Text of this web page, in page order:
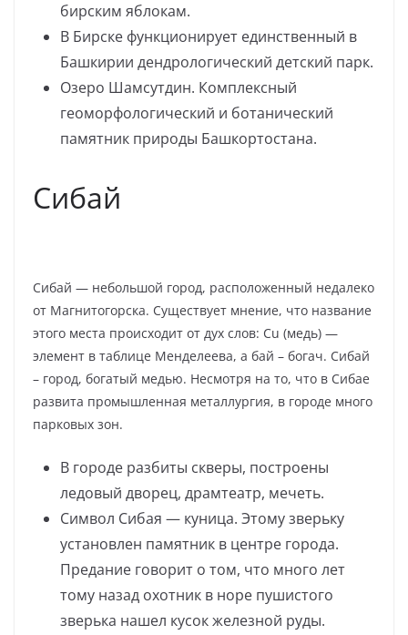
бирским яблокам.
В Бирске функционирует единственный в
Башкирии дендрологический детский парк.
Озеро Шамсутдин. Комплексный
геоморфологический и ботанический
памятник природы Башкортостана.
Сибай
Сибай — небольшой город, расположенный недалеко
от Магнитогорска. Существует мнение, что название
этого места происходит от дух слов: Сu (медь) —
элемент в таблице Менделеева, а бай – богач. Сибай
– город, богатый медью. Несмотря на то, что в Сибае
развита промышленная металлургия, в городе много
парковых зон.
В городе разбиты скверы, построены
ледовый дворец, драмтеатр, мечеть.
Символ Сибая — куница. Этому зверьку
установлен памятник в центре города.
Предание говорит о том, что много лет
тому назад охотник в норе пушистого
зверька нашел кусок железной руды.